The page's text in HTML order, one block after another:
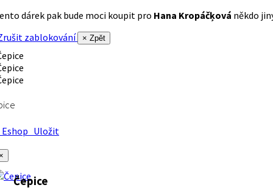
dárek pak bude moci koupit pro Hana Kropáčķová někdo
zablokování
× Zpět
Uložit
Čepice